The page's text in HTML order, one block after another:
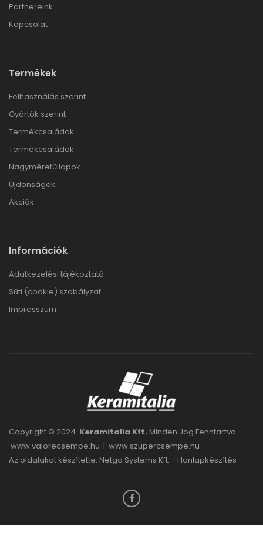
Partnereink
Kapcsolat
Termékek
Felhasználás szerint
Gyártók szerint
Termékcsaládok
Termékcsaládok
Nagyméretű lapok
Újdonságok
Akciók
Információk
Adatkezelési tájékoztató
Süti (cookie) szabályzat
Impresszum
Copyright © 2024. Keramitalia Kft. Minden Jog Fenntartva.
www.valorecsempe.hu | www.szupercsempe.hu
Az oldalakat készítette: Netgo Systems Kft. - Honlapkészítés